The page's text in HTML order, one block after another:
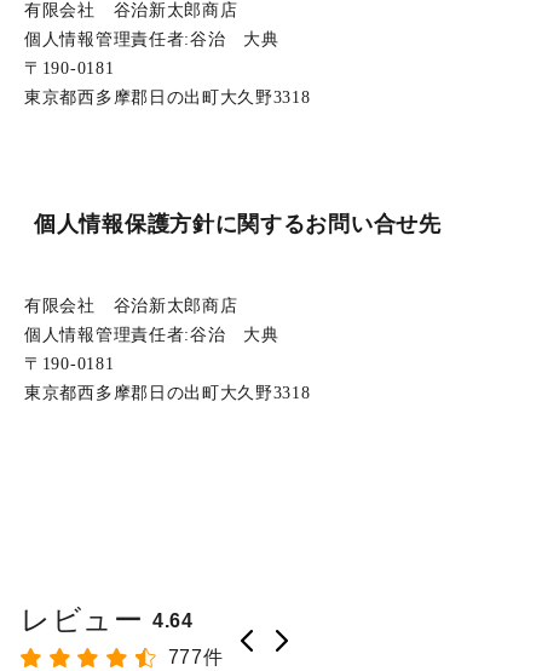
有限会社 谷治新太郎商店
個人情報管理責任者:谷治 大典
190-0181
東京都西多摩郡日の出町大久野3318
個人情報保護方針に関するお問い合せ先
有限会社 谷治新太郎商店
個人情報管理責任者:谷治 大典
190-0181
東京都西多摩郡日の出町大久野3318
レビュー 4.64
777件